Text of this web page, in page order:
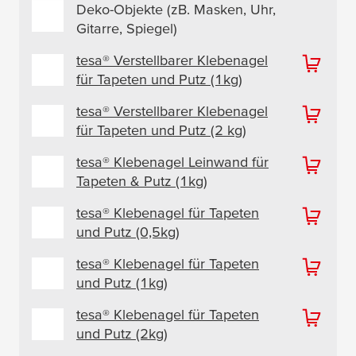
Deko-Objekte (zB. Masken, Uhr,
Gitarre, Spiegel)
tesa® Verstellbarer Klebenagel
für Tapeten und Putz (1kg)
tesa® Verstellbarer Klebenagel
für Tapeten und Putz (2 kg)
tesa® Klebenagel Leinwand für
Tapeten & Putz (1kg)
tesa® Klebenagel für Tapeten
und Putz (0,5kg)
tesa® Klebenagel für Tapeten
und Putz (1kg)
tesa® Klebenagel für Tapeten
und Putz (2kg)